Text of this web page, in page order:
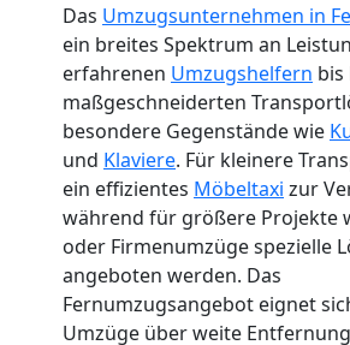
Das Umzugsunternehmen in
ein breites Spektrum an
erfahrenen Umzugshelfern bis
maßgeschneiderten
besondere Gegenstände wie
und Klaviere. Für kleinere
ein effizientes Möbeltaxi zur
während für größere Projekte
oder Firmenumzüge spezielle
angeboten werden. Das
Fernumzugsangebot eignet
Umzüge über weite